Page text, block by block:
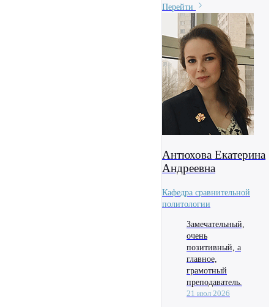
Перейти
Антюхова Екатерина
Андреевна
Кафедра сравнительной
политологии
Замечательный,
очень
позитивный, а
главное,
грамотный
преподаватель.
21 июл 2026